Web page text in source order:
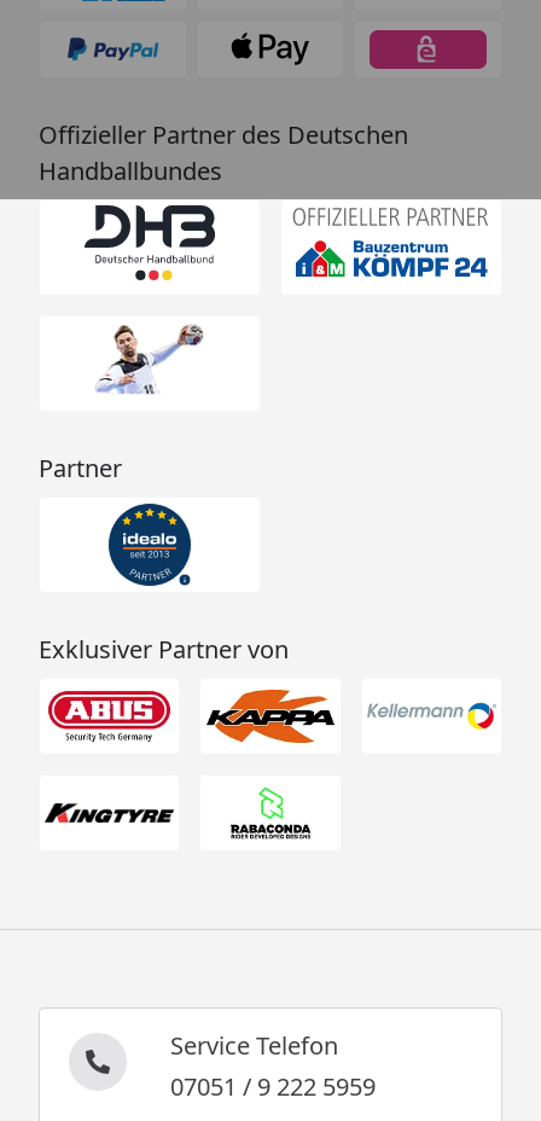
Offizieller Partner des Deutschen
Handballbundes
Partner
Exklusiver Partner von
Service Telefon
07051 / 9 222 5959